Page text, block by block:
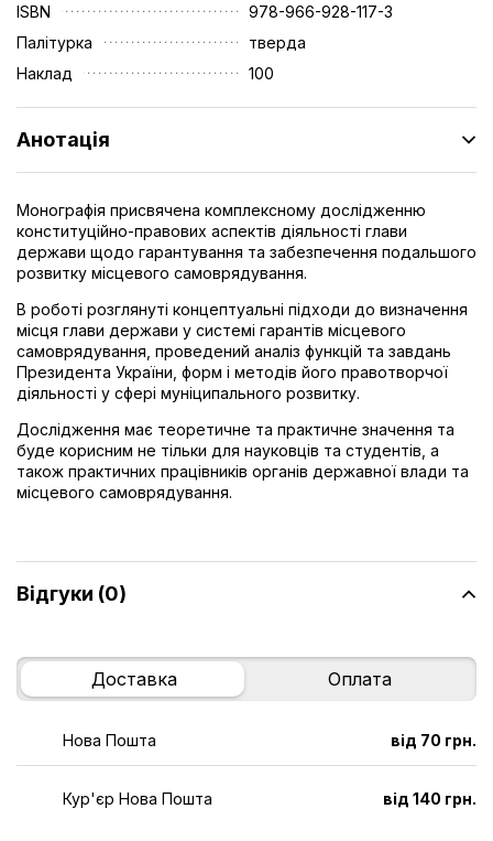
ISBN
978-966-928-117-3
Палітурка
тверда
Наклад
100
Анотація
Монографія присвячена комплексному дослідженню
конституційно-правових аспектів діяльності глави
держави щодо гарантування та забезпечення подальшого
розвитку місцевого самоврядування.
В роботі розглянуті концептуальні підходи до визначення
місця глави держави у системі гарантів місцевого
самоврядування, проведений аналіз функцій та завдань
Президента України, форм і методів його правотворчої
діяльності у сфері муніципального розвитку.
Дослідження має теоретичне та практичне значення та
буде корисним не тільки для науковців та студентів, а
також практичних працівників органів державної влади та
місцевого самоврядування.
Відгуки (0)
Доставка Оплата
Нова Пошта від 70 грн.
Кур'єр Нова Пошта від 140 грн.